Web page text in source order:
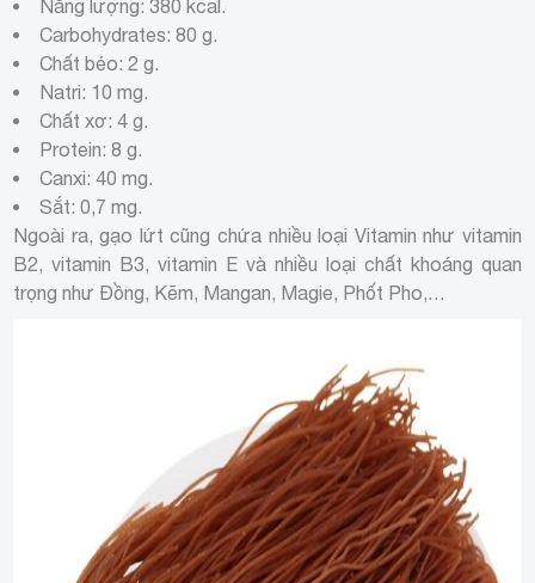
Năng lượng: 380 kcal.
Carbohydrates: 80 g.
Chất béo: 2 g.
Natri: 10 mg.
Chất xơ: 4 g.
Protein: 8 g.
Canxi: 40 mg.
Sắt: 0,7 mg.
Ngoài ra, gạo lứt cũng chứa nhiều loại Vitamin như vitamin
B2, vitamin B3, vitamin E và nhiều loại chất khoáng quan
trọng như Đồng, Kẽm, Mangan, Magie, Phốt Pho,…